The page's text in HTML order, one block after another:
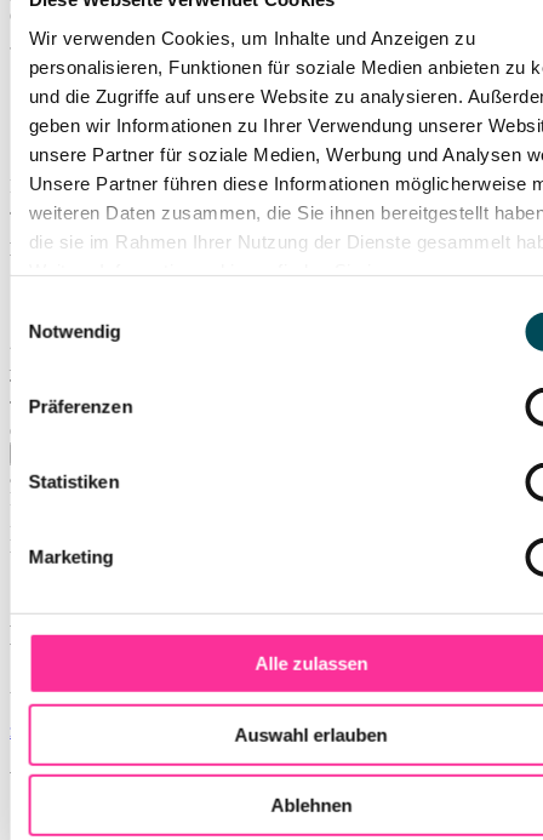
Wir verwenden Cookies, um Inhalte und Anzeigen zu
personalisieren, Funktionen für soziale Medien anbieten zu
und die Zugriffe auf unsere Website zu analysieren.
geben wir Informationen zu Ihrer Verwendung unserer
unsere Partner für soziale Medien, Werbung und Analysen
Unsere Partner führen diese Informationen möglicherweise
weiteren Daten zusammen, die Sie ihnen bereitgestellt
die sie im Rahmen Ihrer Nutzung der Dienste gesammelt
Notwendig
Präferenzen
Statistiken
Marketing
Alle zulassen
Auswahl erlauben
Ablehnen
Orchester.
Joe Hisaishi: Symphonic Suite "The Boy and the Heron" for
piano and orchestra
Joe Hisaishi: Concerto for Orchestra
u. a.
Royal Philharmonic Orchestra
Joe Hisaishi, Klavier & Leitung
Das Konzert ist ausverkauft.
20:00Uhr
Tickets ab 79,90 €
Ticket-Vorverkauf beendet – Restkarten ggf. an der Abendkasse
erhältlich
ab 79,90 €
Preise (inkl. VVS )
pro Bestellung
Liederhalle, Beethoven-Saal
Berliner Platz 1-3
70174 Stuttgart
zum Routenplaner
mehr Infos
Weitere Veranstaltungsempfehlungen